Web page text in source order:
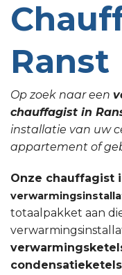
Ranst
Op zoek naar een
chauffagist in
installatie van uw
appartement of
Onze chauffagist
totaalpakket aan
condensatieketels